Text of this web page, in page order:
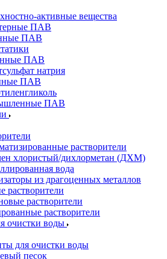
активные вещества
ПАВ
ПАВ
ПАВ
натрия
ПАВ
ПАВ
растворители
хлористый/дихлорметан (ДХМ)
вода
из драгоценных металлов
растворители
растворители
растворители
очистки воды
для очистки воды
песок